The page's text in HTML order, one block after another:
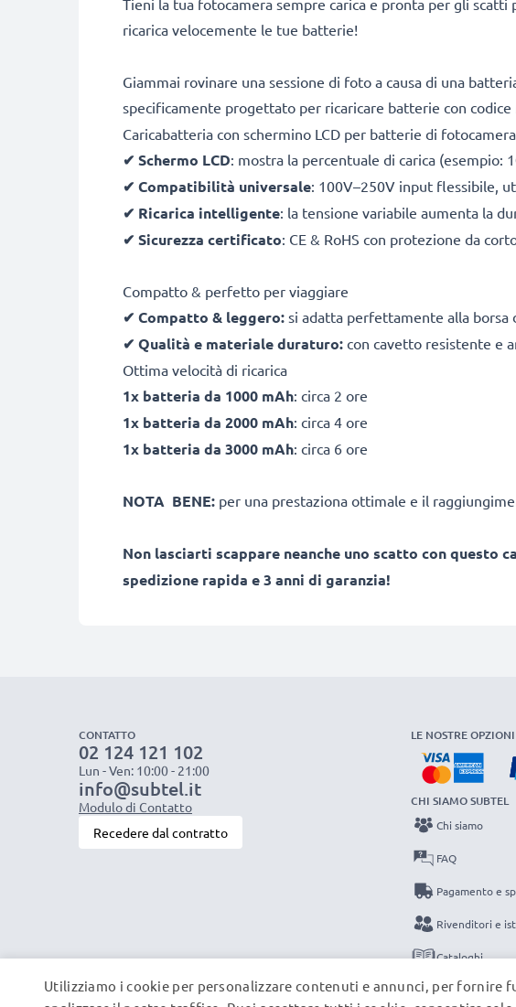
ricarica velocemente le tue batterie!
Giammai rovinare una sessione di foto a causa di una
specificamente progettato per ricaricare batterie con codice
Caricabatteria con schermino LCD per batterie di
✔ Schermo LCD: mostra la percentuale di carica (esempio:
✔ Compatibilità universale: 100V–250V input flessibile,
✔ Ricarica intelligente: la tensione variabile aumenta la
✔ Sicurezza certificato: CE & RoHS con protezione da
Compatto & perfetto per viaggiare
✔ Compatto & leggero: si adatta perfettamente alla borsa
✔ Qualità e materiale duraturo: con cavetto resistente e
Ottima velocità di ricarica
1x batteria da 1000 mAh: circa 2 ore
1x batteria da 2000 mAh: circa 4 ore
1x batteria da 3000 mAh: circa 6 ore
NOTA BENE: per una prestaziona ottimale e il
Non lasciarti scappare neanche uno scatto con questo
spedizione rapida e 3 anni di garanzia!
CONTATTO
02 124 121 102
Lun - Ven: 10:00 - 21:00
info@subtel.it
Modulo di Contatto
Recedere dal contratto
LE NOSTRE
CHI SIAMO SUBTEL
Chi siamo
FAQ
Pagamento e
Rivenditori e
Cataloghi
Contatti
Utilizziamo i cookie per personalizzare contenuti e annunci, per fornire